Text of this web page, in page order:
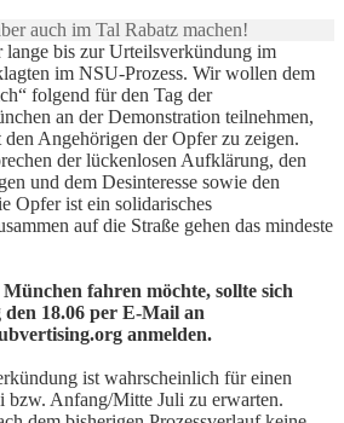
auch im Tal Rabatz machen!
lange bis zur Urteilsverkündung im
im NSU-Prozess. Wir wollen dem
folgend für den Tag der
an der Demonstration teilnehmen,
Angehörigen der Opfer zu zeigen.
der lückenlosen Aufklärung, den
und dem Desinteresse sowie den
Opfer ist ein solidarisches
auf die Straße gehen das mindeste
fahren möchte, sollte sich
18.06 per E-Mail an
anmelden.
ist wahrscheinlich für einen
bzw. Anfang/Mitte Juli zu erwarten.